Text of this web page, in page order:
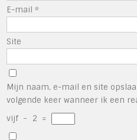
E-mail*
Site
Mijn naam, e-mail en site
volgende keer wanneer ik een
vijf − 2 =